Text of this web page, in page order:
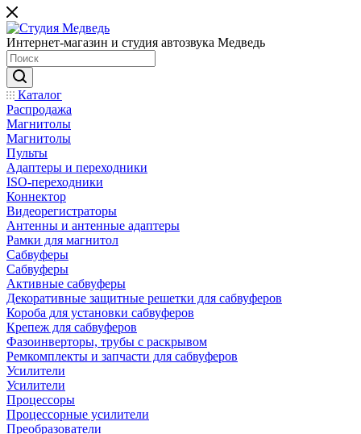
Интернет-магазин и студия автозвука Медведь
Каталог
Распродажа
Магнитолы
Магнитолы
Пульты
Адаптеры и переходники
ISO-переходники
Коннектор
Видеорегистраторы
Антенны и антенные адаптеры
Рамки для магнитол
Сабвуферы
Сабвуферы
Активные сабвуферы
Декоративные защитные решетки для сабвуферов
Короба для установки сабвуферов
Крепеж для сабвуферов
Фазоинверторы, трубы с раскрывом
Ремкомплекты и запчасти для сабвуферов
Усилители
Усилители
Процессоры
Процессорные усилители
Преобразователи